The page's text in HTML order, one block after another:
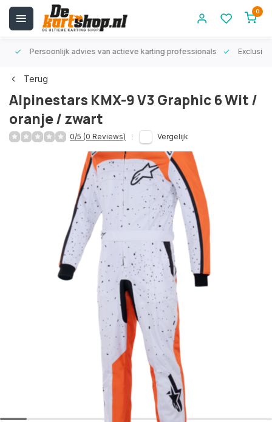
0
Persoonlijk advies van actieve karting professionals
Terug
Alpinestars KMX-9 V3 Graphic 6 Wit /
oranje / zwart
0/5 (0 Reviews) Vergelijk